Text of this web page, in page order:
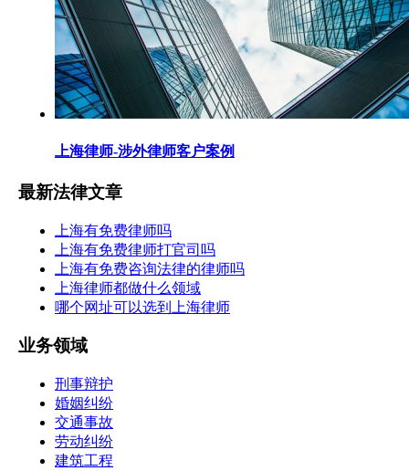
上海律师-涉外律师客户案例
最新法律文章
上海有免费律师吗
上海有免费律师打官司吗
上海有免费咨询法律的律师吗
上海律师都做什么领域
哪个网址可以选到上海律师
业务领域
刑事辩护
婚姻纠纷
交通事故
劳动纠纷
建筑工程